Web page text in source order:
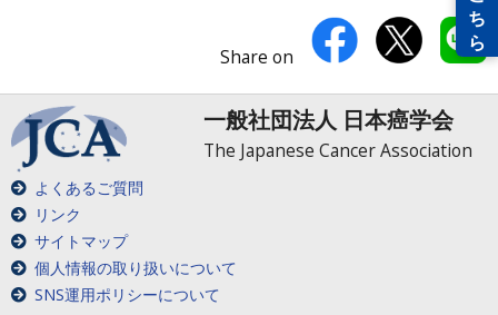
Share on
一般社団法人 日本癌学会
The Japanese Cancer Association
よくあるご質問
リンク
サイトマップ
個人情報の取り扱いについて
SNS運用ポリシーについて